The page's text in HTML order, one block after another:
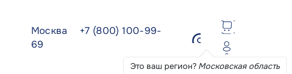
Москва
+7 (800) 100-99-
69
Это ваш регион?Московская область